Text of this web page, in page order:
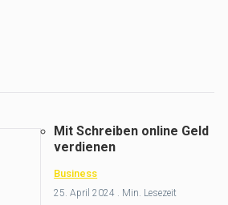
Mit Schreiben online Geld
verdienen
Business
25. April 2024 . Min. Lesezeit